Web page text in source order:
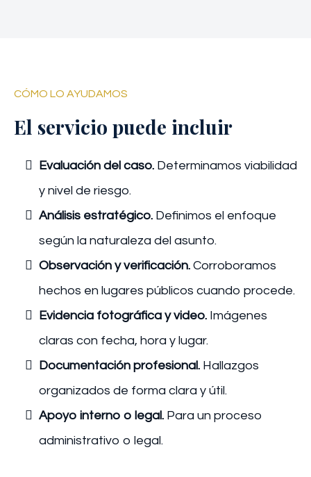
CÓMO LO AYUDAMOS
El servicio puede incluir
Evaluación del caso. Determinamos viabilidad
y nivel de riesgo.
Análisis estratégico. Definimos el enfoque
según la naturaleza del asunto.
Observación y verificación. Corroboramos
hechos en lugares públicos cuando procede.
Evidencia fotográfica y video. Imágenes
claras con fecha, hora y lugar.
Documentación profesional. Hallazgos
organizados de forma clara y útil.
Apoyo interno o legal. Para un proceso
administrativo o legal.